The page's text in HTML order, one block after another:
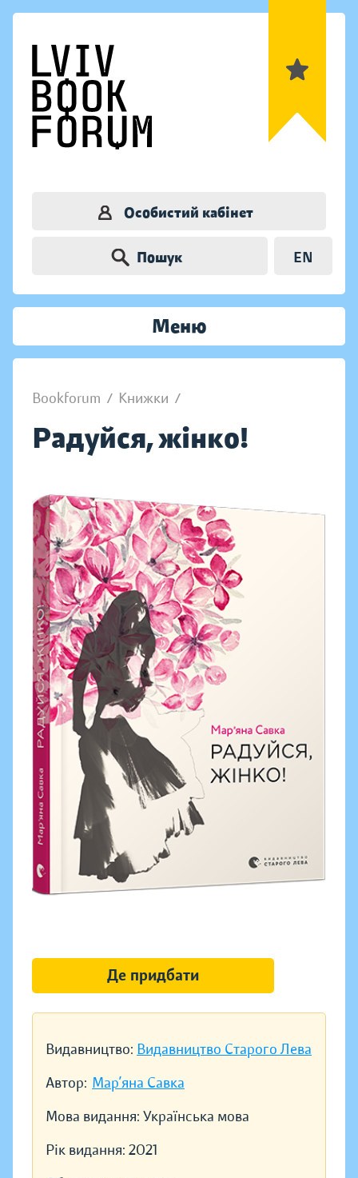
Особистий кабінет
Пошук EN
Меню
Bookforum / Книжки /
Радуйся, жінко!
Видавництво: Видавництво Старого Лева
Автор: Мар’яна Савка
Мова видання: Українська мова
Рік видання: 2021
Де придбати